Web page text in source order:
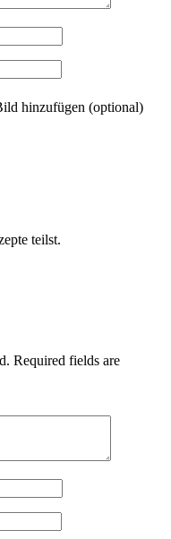
hinzufügen (optional)
teilst.
Required fields are